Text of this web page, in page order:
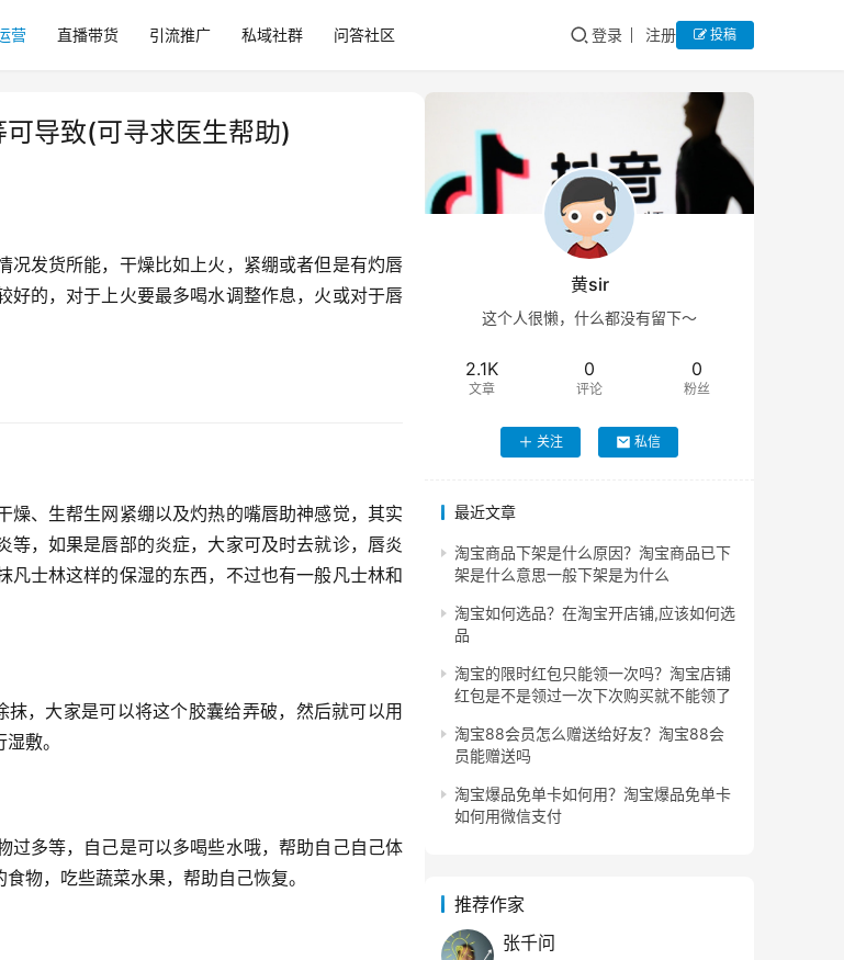
营 直播带货 引流推广 私域社群 问答社区 登录 注册 投稿
导致(可寻求医生帮助)
况发货所能，干燥比如上火，紧绷或者但是有灼唇
好的，对于上火要最多喝水调整作息，火或对于唇
燥、生帮生网紧绷以及灼热的嘴唇助神感觉，其实
，如果是唇部的炎症，大家可及时去就诊，唇炎
士林这样的保湿的东西，不过也有一般凡士林和
，大家是可以将这个胶囊给弄破，然后就可以用
敷。
过多等，自己是可以多喝些水哦，帮助自己自己体
物，吃些蔬菜水果，帮助自己恢复。
黄sir
这个人很懒，什么都没有留下～
2.1K
文章
0
评论
0
粉丝
关注 私信
最近文章
淘宝商品下架是什么原因？淘宝商品已下
架是什么意思一般下架是为什么
淘宝如何选品？在淘宝开店铺,应该如何选
品
淘宝的限时红包只能领一次吗？淘宝店铺
红包是不是领过一次下次购买就不能领了
淘宝88会员怎么赠送给好友？淘宝88会
员能赠送吗
淘宝爆品免单卡如何用？淘宝爆品免单卡
如何用微信支付
推荐作家
张千问